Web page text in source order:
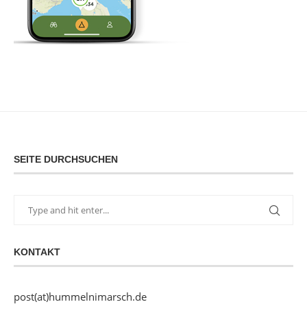
SEITE DURCHSUCHEN
KONTAKT
post(at)hummelnimarsch.de